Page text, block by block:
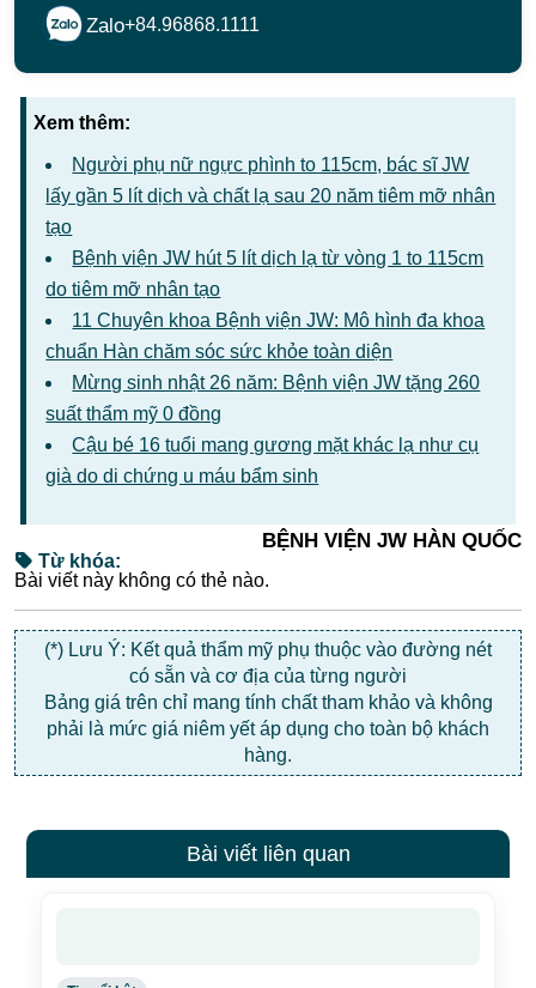
Zalo+84.96868.1111
Xem thêm:
Người phụ nữ ngực phình to 115cm, bác sĩ JW
lấy gần 5 lít dịch và chất lạ sau 20 năm tiêm mỡ nhân
tạo
Bệnh viện JW hút 5 lít dịch lạ từ vòng 1 to 115cm
do tiêm mỡ nhân tạo
11 Chuyên khoa Bệnh viện JW: Mô hình đa khoa
chuẩn Hàn chăm sóc sức khỏe toàn diện
Mừng sinh nhật 26 năm: Bệnh viện JW tặng 260
suất thẩm mỹ 0 đồng
Cậu bé 16 tuổi mang gương mặt khác lạ như cụ
già do di chứng u máu bẩm sinh
BỆNH VIỆN JW HÀN QUỐC
Từ khóa:
Bài viết này không có thẻ nào.
(*) Lưu Ý: Kết quả thẩm mỹ phụ thuộc vào đường nét
có sẵn và cơ địa của từng người
Bảng giá trên chỉ mang tính chất tham khảo và không
phải là mức giá niêm yết áp dụng cho toàn bộ khách
hàng.
Bài viết liên quan